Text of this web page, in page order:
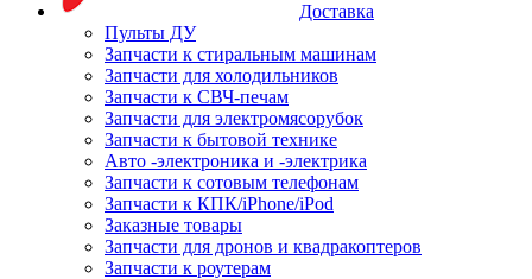
Доставка
Пульты ДУ
Запчасти к стиральным машинам
Запчасти для холодильников
Запчасти к СВЧ-печам
Запчасти для электромясорубок
Запчасти к бытовой технике
Авто -электроника и -электрика
Запчасти к сотовым телефонам
Запчасти к КПК/iPhone/iPod
Заказные товары
Запчасти для дронов и квадракоптеров
Запчасти к роутерам